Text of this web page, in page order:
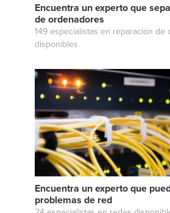
Encuentra un experto que
de ordenadores
149 especialistas en reparación de
disponibles
Encuentra un experto que
problemas de red